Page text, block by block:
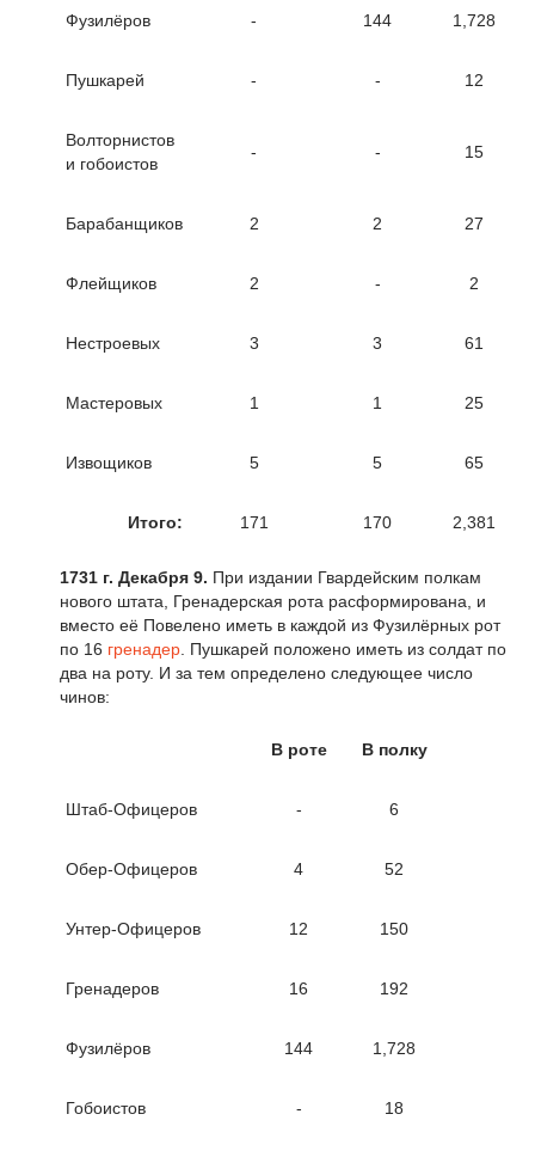
Фузилёров - 144 1,728
Пушкарей - - 12
Волторнистов
и гобоистов
- - 15
Барабанщиков 2 2 27
Флейщиков 2 - 2
Нестроевых 3 3 61
Мастеровых 1 1 25
Извощиков 5 5 65
Итого: 171 170 2,381
1731 г. Декабря 9. При издании Гвардейским полкам
нового штата, Гренадерская рота расформирована, и
вместо её Повелено иметь в каждой из Фузилёрных рот
по 16 гренадер . Пушкарей положено иметь из солдат по
два на роту. И за тем определено следующее число
чинов:
В роте В полку
Штаб-Офицеров - 6
Обер-Офицеров 4 52
Унтер-Офицеров 12 150
Гренадеров 16 192
Фузилёров 144 1,728
Гобоистов - 18